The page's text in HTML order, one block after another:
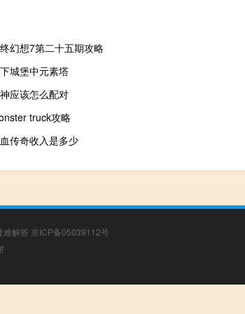
幻想7第二十五期攻略
城堡中元素塔
应该怎么配对
truck攻略
传奇收入是多少
难解答 京ICP备05039112号